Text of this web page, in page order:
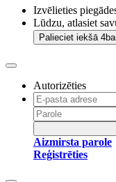
Izvēlieties
Lūdzu, atlasiet
Palieciet iekšā
Autorizēties
Aizmirsta parole
Reģistrēties